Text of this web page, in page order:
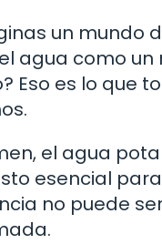
un mundo
agua como un
Eso es lo que
el agua
esencial
no puede